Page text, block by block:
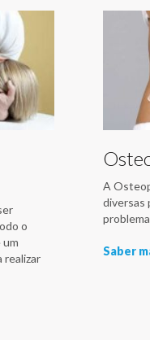
o
realizar
A
diversas
Saber